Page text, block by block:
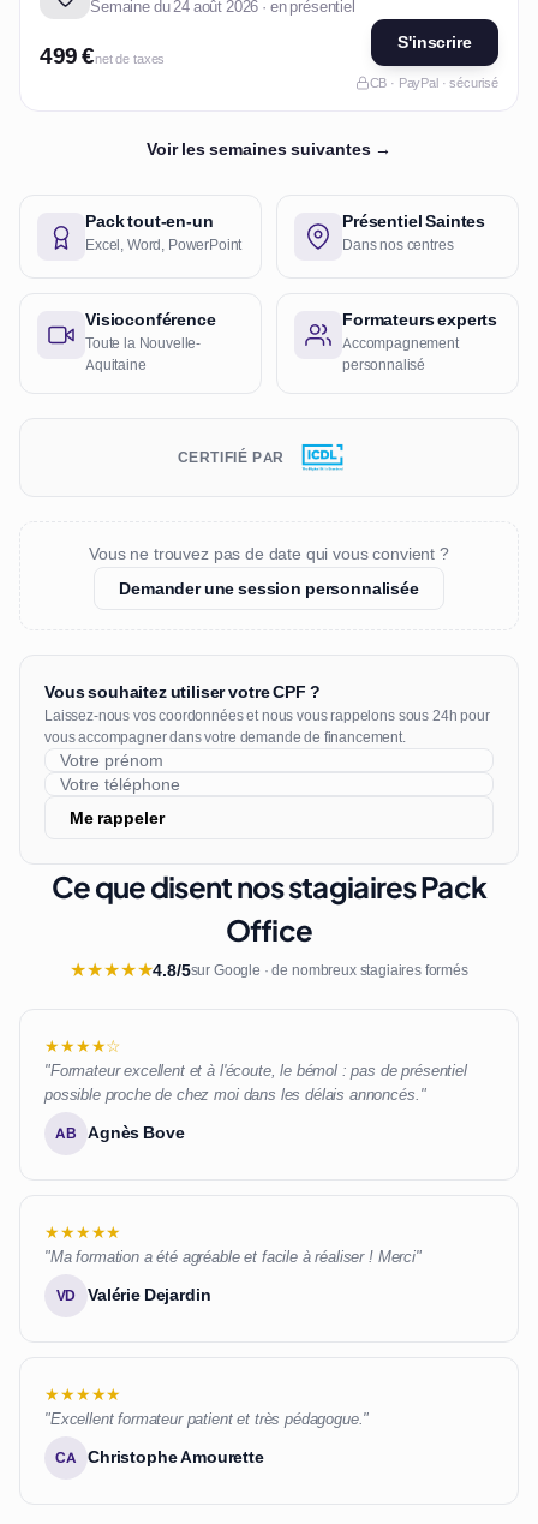
Semaine du 24 août 2026 · en présentiel
499 €net de taxes
S'inscrire
CB · PayPal · sécurisé
Voir les semaines suivantes →
Pack tout-en-un
Excel, Word, PowerPoint
Présentiel Saintes
Dans nos centres
Visioconférence
Toute la Nouvelle-
Aquitaine
Formateurs experts
Accompagnement
personnalisé
CERTIFIÉ PAR
Vous ne trouvez pas de date qui vous convient ?
Demander une session personnalisée
Vous souhaitez utiliser votre CPF ?
Laissez-nous vos coordonnées et nous vous rappelons sous 24h pour
vous accompagner dans votre demande de financement.
Me rappeler
Ce que disent nos stagiaires Pack
Office
★★★★★4.8/5sur Google · de nombreux stagiaires formés
★★★★☆
"Formateur excellent et à l'écoute, le bémol : pas de présentiel
possible proche de chez moi dans les délais annoncés."
AB Agnès Bove
★★★★★
"Ma formation a été agréable et facile à réaliser ! Merci"
VD Valérie Dejardin
★★★★★
"Excellent formateur patient et très pédagogue."
CA Christophe Amourette